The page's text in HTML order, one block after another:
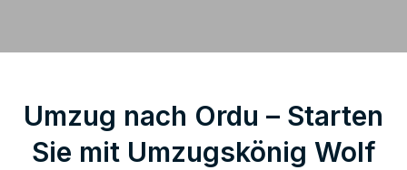
Umzug nach Ordu – Starten
Sie mit Umzugskönig Wolf